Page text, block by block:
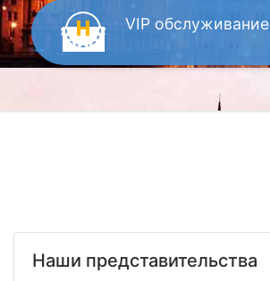
VIP обслуживание
Наши представительства